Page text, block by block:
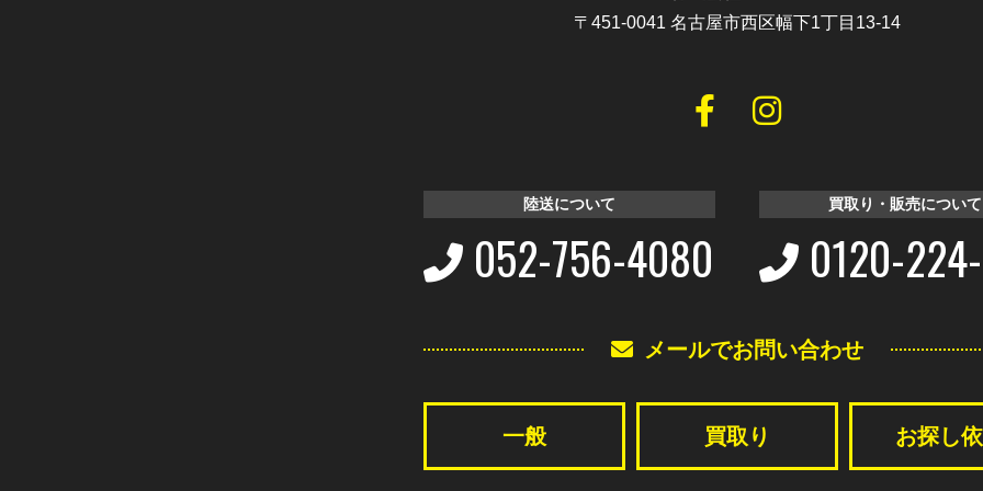
〒451-0041 名古屋市西区幅下1丁目13-14
陸送について
052-756-4080
買取り・販売について
0120-
メールでお問い合わせ
一般 買取り お探し